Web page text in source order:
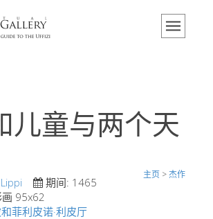
主页
活动 & 展览
联系我们
参观乌菲兹
儿童与两个天
主页 >杰作
期间: 1465
95x62
菲利皮诺·利皮厅